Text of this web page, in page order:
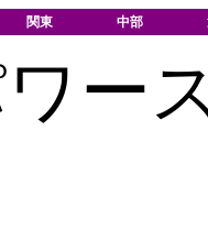
関東 中部
ー